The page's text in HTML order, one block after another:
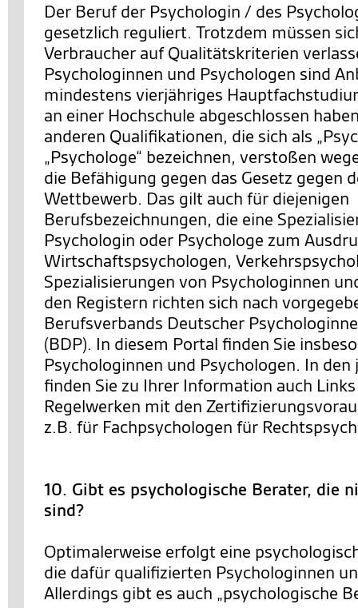
Der Beruf der Psychologin / des
gesetzlich reguliert. Trotzdem müssen
Verbraucher auf Qualitätskriterien
Psychologinnen und Psychologen sind
mindestens vierjähriges
an einer Hochschule abgeschlossen
anderen Qualifikationen, die sich als
„Psychologe“ bezeichnen, verstoßen
die Befähigung gegen das Gesetz gegen
Wettbewerb. Das gilt auch für diejenigen
Berufsbezeichnungen, die eine
Psychologin oder Psychologe zum
Wirtschaftspsychologen,
Spezialisierungen von Psychologinnen
den Registern richten sich nach
Berufsverbands Deutscher
(BDP). In diesem Portal finden Sie
Psychologinnen und Psychologen. In
finden Sie zu Ihrer Information auch
Regelwerken mit den
z.B. für Fachpsychologen für
10. Gibt es psychologische Berater, die
sind?
Optimalerweise erfolgt eine
die dafür qualifizierten Psychologinnen
Allerdings gibt es auch „psychologische